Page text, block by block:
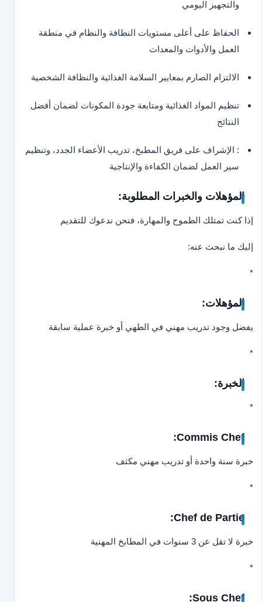
والتجهيز اليومي
الحفاظ على أعلى مستويات النظافة والنظام في منطقة
العمل والأدوات والمعدات
الالتزام الصارم بمعايير السلامة الغذائية والنظافة الشخصية
تنظيم المواد الغذائية ومتابعة جودة المكونات لضمان أفضل
النتائج
: الإشراف على فريق المطبخ، تدريب الأعضاء الجدد، وتنظيم
سير العمل لضمان الكفاءة والإنتاجية
المؤهلات والخبرات المطلوبة:
إذا كنت تمتلك الطموح والمهارة، فنحن ندعوك للتقديم
إليك ما نبحث عنه:
*
المؤهلات:
يفضل وجود تدريب مهني في الطهي أو خبرة عملية سابقة
*
الخبرة:
*
Commis Chef:
خبرة سنة واحدة أو تدريب مهني مكثف
*
Chef de Partie:
خبرة لا تقل عن 3 سنوات في المطابخ المهنية
*
Sous Chef: